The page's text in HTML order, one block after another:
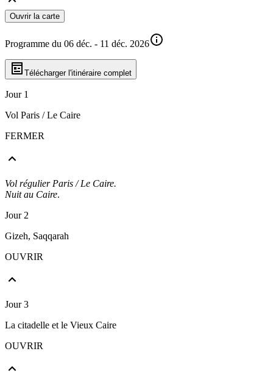
Ouvrir la carte
Programme du 06 déc. - 11 déc. 2026
Télécharger l'itinéraire complet
Jour 1
Vol Paris / Le Caire
FERMER
Vol régulier Paris / Le Caire.
Nuit au Caire.
Jour 2
Gizeh, Saqqarah
OUVRIR
Jour 3
La citadelle et le Vieux Caire
OUVRIR